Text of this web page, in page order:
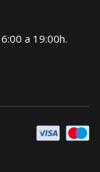
a 19:00h.